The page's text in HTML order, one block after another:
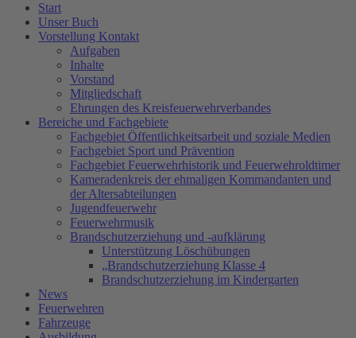
Start
Unser Buch
Vorstellung Kontakt
Aufgaben
Inhalte
Vorstand
Mitgliedschaft
Ehrungen des Kreisfeuerwehrverbandes
Bereiche und Fachgebiete
Fachgebiet Öffentlichkeitsarbeit und soziale Medien
Fachgebiet Sport und Prävention
Fachgebiet Feuerwehrhistorik und Feuerwehroldtimer
Kameradenkreis der ehmaligen Kommandanten und
der Altersabteilungen
Jugendfeuerwehr
Feuerwehrmusik
Brandschutzerziehung und -aufklärung
Unterstützung Löschübungen
„Brandschutzerziehung Klasse 4
Brandschutzerziehung im Kindergarten
News
Feuerwehren
Fahrzeuge